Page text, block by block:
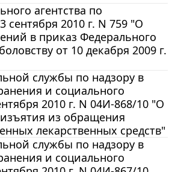
агентства по
сентября 2010 г. N 759 "О
в приказ Федерального
от 10 декабря 2009 г.
службы по надзору в
и социального
2010 г. N 04И-868/10 "О
из обращения
лекарственных средств"
службы по надзору в
и социального